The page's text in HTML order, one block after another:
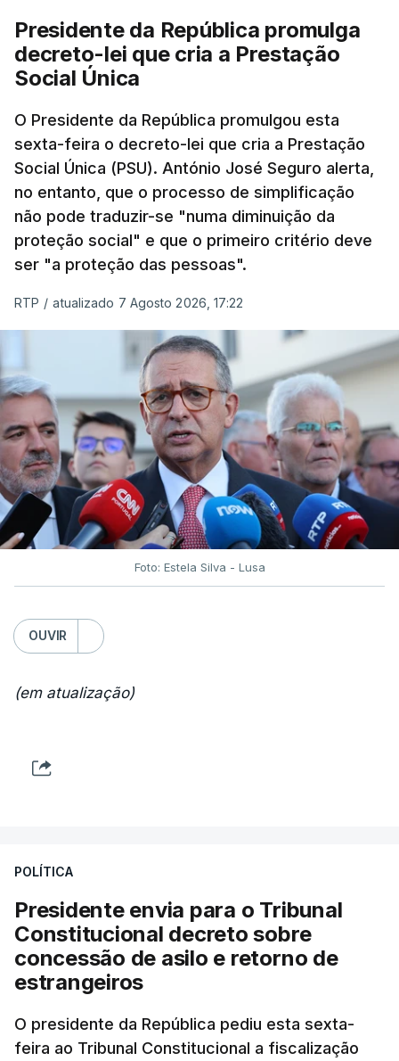
Presidente da República promulga
decreto-lei que cria a Prestação
Social Única
O Presidente da República promulgou esta
sexta-feira o decreto-lei que cria a Prestação
Social Única (PSU). António José Seguro alerta,
no entanto, que o processo de simplificação
não pode traduzir-se "numa diminuição da
proteção social" e que o primeiro critério deve
ser "a proteção das pessoas".
RTP / atualizado 7 Agosto 2026, 17:22
Foto: Estela Silva - Lusa
OUVIR
(em atualização)
POLÍTICA
Presidente envia para o Tribunal
Constitucional decreto sobre
concessão de asilo e retorno de
estrangeiros
O presidente da República pediu esta sexta-
feira ao Tribunal Constitucional a fiscalização